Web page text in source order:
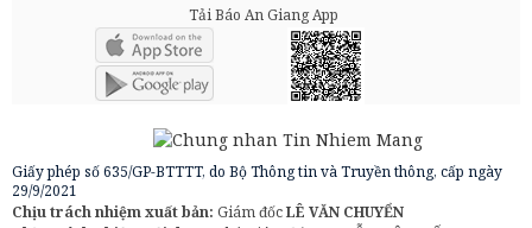
Tải Báo An Giang App
Giấy phép số 635/GP-BTTTT, do Bộ Thông tin và Truyền thông, cấp ngày
29/9/2021
Chịu trách nhiệm xuất bản: Giám đốcLÊ VĂN CHUYỂN